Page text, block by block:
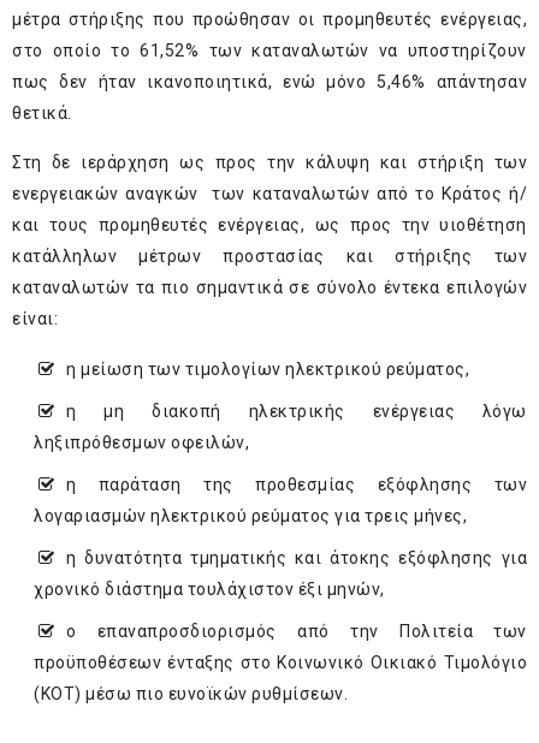
μέτρα στήριξης που προώθησαν οι προμηθευτές ενέργειας,
στο οποίο το 61,52% των καταναλωτών να υποστηρίζουν
πως δεν ήταν ικανοποιητικά, ενώ μόνο 5,46% απάντησαν
θετικά.
Στη δε ιεράρχηση ως προς την κάλυψη και στήριξη των
ενεργειακών αναγκών των καταναλωτών από το Κράτος ή/
και τους προμηθευτές ενέργειας, ως προς την υιοθέτηση
κατάλληλων μέτρων προστασίας και στήριξης των
καταναλωτών τα πιο σημαντικά σε σύνολο έντεκα επιλογών
είναι:
η μείωση των τιμολογίων ηλεκτρικού ρεύματος,
η μη διακοπή ηλεκτρικής ενέργειας λόγω
ληξιπρόθεσμων οφειλών,
η παράταση της προθεσμίας εξόφλησης των
λογαριασμών ηλεκτρικού ρεύματος για τρεις μήνες,
η δυνατότητα τμηματικής και άτοκης εξόφλησης για
χρονικό διάστημα τουλάχιστον έξι μηνών,
ο επαναπροσδιορισμός από την Πολιτεία των
προϋποθέσεων ένταξης στο Κοινωνικό Οικιακό Τιμολόγιο
(ΚΟΤ) μέσω πιο ευνοϊκών ρυθμίσεων.